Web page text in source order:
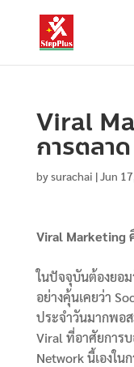
Viral
การตลา
bysurachai |Jun
Viral Marketing
ในปัจจุบันต้องยอม
อย่างคุ้นเคยว่า
ประจำวันมากพอ
Viral ที่อาศัยการบ
Network นี้เองใน